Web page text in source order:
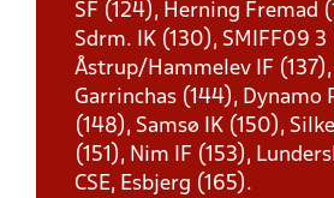
SF (124), Herning Fremad
Sdrm. IK (130), SMIFF09 3
Åstrup/Hammelev IF
Garrinchas (144), Dynamo
(148), Samsø IK (150),
(151), Nim IF (153),
CSE, Esbjerg (165).